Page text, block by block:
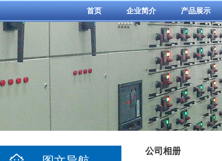
首页 企业简介 产品展示
公司相册